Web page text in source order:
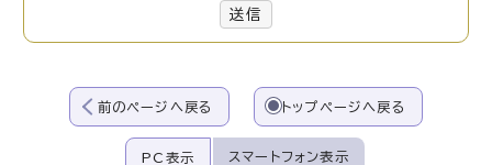
送信
前のページへ戻る トップページへ戻る
PC表示 スマートフォン表示